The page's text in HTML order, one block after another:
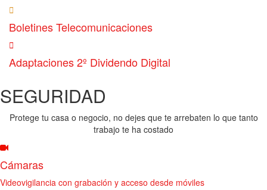
Boletines Telecomunicaciones
Adaptaciones 2º Dividendo Digital
SEGURIDAD
Protege tu casa o negocio, no dejes que te arrebaten lo que tanto
trabajo te ha costado
Cámaras
Videovigilancia con grabación y acceso desde móviles